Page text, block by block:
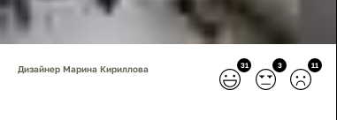
31 3 11
Дизайнер Марина Кириллова